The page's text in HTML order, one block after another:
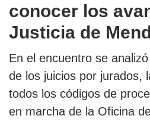
conocer los
Justicia de
En el encuentro se
de los juicios por jurados,
todos los códigos de
en marcha de la Oficina